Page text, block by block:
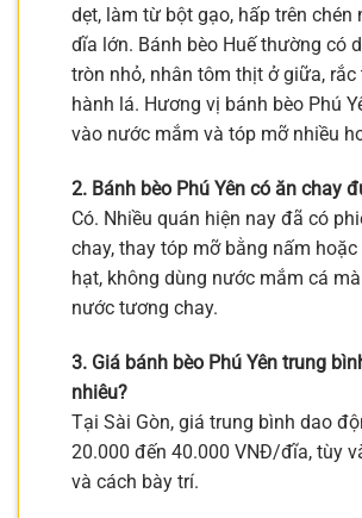
dẹt, làm từ bột gạo, hấp trên chén
dĩa lớn. Bánh bèo Huế thường có
tròn nhỏ, nhân tôm thịt ở giữa, rắc
hành lá. Hương vị bánh bèo Phú
vào nước mắm và tóp mỡ nhiều
2. Bánh bèo Phú Yên có ăn chay
Có. Nhiều quán hiện nay đã có
chay, thay tóp mỡ bằng nấm hoặc
hạt, không dùng nước mắm cá
nước tương chay.
3. Giá bánh bèo Phú Yên trung
nhiêu?
Tại Sài Gòn, giá trung bình dao
20.000 đến 40.000 VNĐ/đĩa, tùy
và cách bày trí.